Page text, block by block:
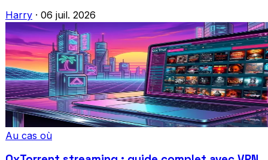
Harry · 06 juil. 2026
Au cas où